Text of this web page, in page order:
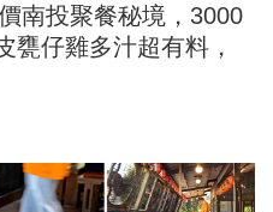
南投聚餐秘境，3000
甕仔雞多汁超有料，